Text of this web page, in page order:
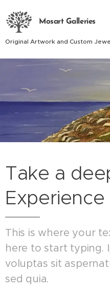
Mosart Galleries
Original Artwork and Custom
Take a
This is where your
here to start typing.
voluptas sit
sed quia.